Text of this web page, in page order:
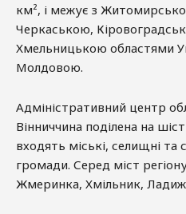
км², і межує з
Черкаською,
Хмельницькою областями
Молдовою.
Адміністративний центр
Вінниччина поділена на
входять міські, селищні та
громади. Серед міст
Жмеринка, Хмільник,